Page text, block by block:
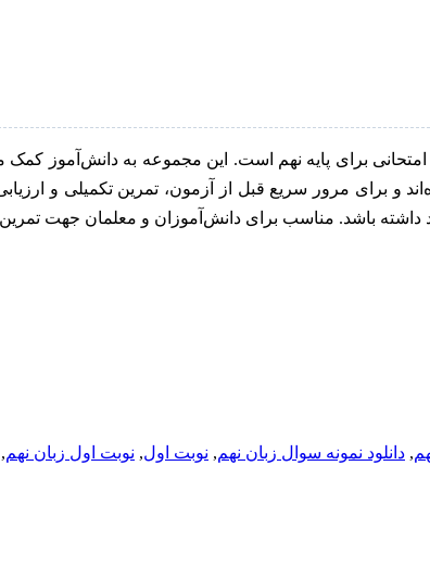
سوالات استاندارد و امتحانی برای پایه نهم است. این مجموعه به
مرور سریع قبل از آزمون، تمرین تکمیلی و ارزیابی
باشد. مناسب برای دانش‌آموزان و معلمان جهت
, دانلود نمونه سوال زبان نهم, نوبت اول, نوبت اول زبان نهم,